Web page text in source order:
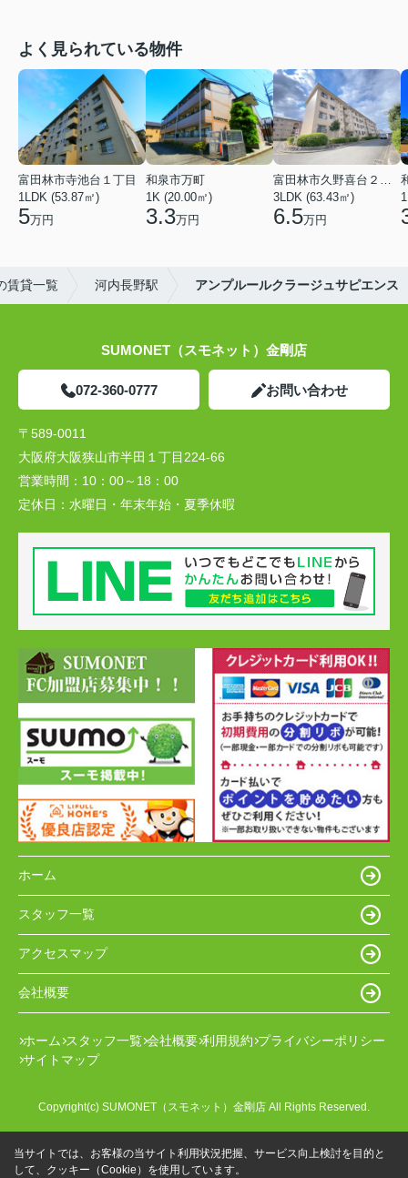
よく見られている物件
富田林市寺池台１丁目
1LDK (53.87㎡)
5万円
和泉市万町
1K (20.00㎡)
3.3万円
富田林市久野喜台２丁目
3LDK (63.43㎡)
6.5万円
賃貸一覧 河内長野駅 アンプルールクラージュサピエンス
SUMONET（スモネット）金剛店
072-360-0777 お問い合わせ
〒589-0011
大阪府大阪狭山市半田１丁目224-66
営業時間： 10：00～18：00
定休日： 水曜日・年末年始・夏季休暇
ホーム
スタッフ一覧
アクセスマップ
会社概要
ホーム スタッフ一覧 会社概要 利用規約 プライバシーポリシー
サイトマップ
Copyright(c) SUMONET（スモネット）金剛店 All Rights Reserved.
当サイトでは、お客様の当サイト利用状況把握、サービス向上検討を目的と
して、クッキー（Cookie）を使用しています。